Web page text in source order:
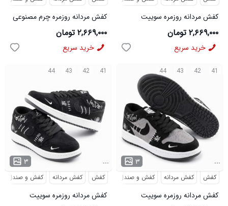
کفش مردانه روزمره چرم مصنوعی
آبی سفید Nike مدل 50726
۲,۶۶۹,۰۰۰ تومان
خرید سریع
کفش مردانه روزمره سوییت
خاکستری سبز Nike مدل 50729
۲,۶۶۹,۰۰۰ تومان
خرید سریع
41
42
43
44
۳ ...
کفش کفش مردانه کفش و صندل
کفش مردانه روزمره سوییت
41
42
43
44
۳ ...
کفش کفش مردانه کفش و صندل
کفش مردانه روزمره سوییت